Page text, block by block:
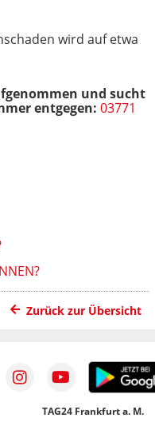
wird auf etwa
und sucht
entgegen: 03771
Zurück zur Übersicht
TAG24 Frankfurt a. M.